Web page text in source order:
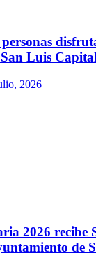
Luis
2026
2026 recibe
de